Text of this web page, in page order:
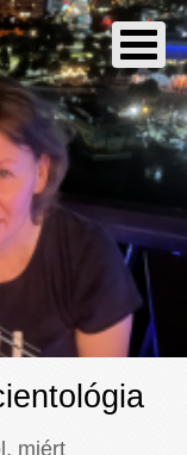
miért